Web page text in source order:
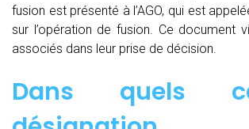
fusion est présenté à l’AGO, qui est
sur l’opération de fusion. Ce document
associés dans leur prise de décision.
Dans quels